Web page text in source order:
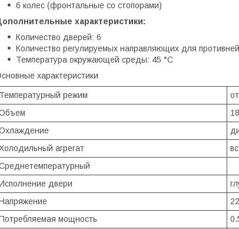
6 колес (фронтальные со стопорами)
характеристики:
Количество дверей: 6
Количество регулируемых направляющих для
Температура окружающей среды: 45 °C
характеристики
режим
агрегат
двери
мощность